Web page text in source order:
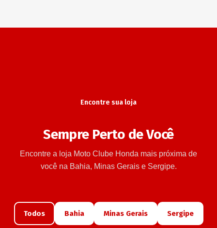
Encontre sua loja
Sempre Perto de Você
Encontre a loja Moto Clube Honda mais próxima de
você na Bahia, Minas Gerais e Sergipe.
Todos Bahia Minas Gerais Sergipe